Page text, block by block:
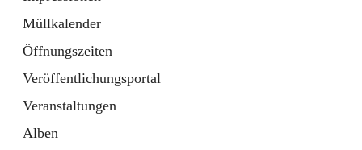
Müllkalender
Öffnungszeiten
Veröffentlichungsportal
Veranstaltungen
Alben
Bürgerservice
10 Schnellzugriffe